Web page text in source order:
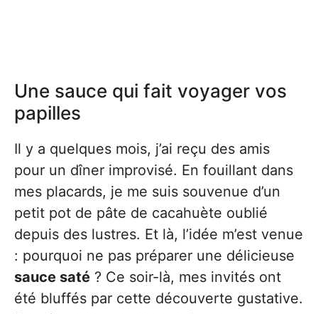
Une sauce qui fait voyager vos
papilles
Il y a quelques mois, j’ai reçu des amis
pour un dîner improvisé. En fouillant dans
mes placards, je me suis souvenue d’un
petit pot de pâte de cacahuète oublié
depuis des lustres. Et là, l’idée m’est venue
: pourquoi ne pas préparer une délicieuse
sauce saté ? Ce soir-là, mes invités ont
été bluffés par cette découverte gustative.